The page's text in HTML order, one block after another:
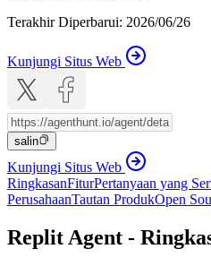
Terakhir Diperbarui: 2026/06/26
Kunjungi Situs Web
salin
Kunjungi Situs Web
RingkasanFiturPertanyaan yang
PerusahaanTautan ProdukOpen
Replit Agent -